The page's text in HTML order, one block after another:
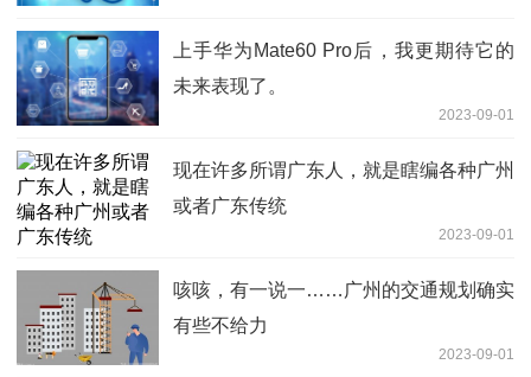
上手华为Mate60 Pro后，我更期待它的
未来表现了。
2023-09-01
现在许多所谓广东人，就是瞎编各种广州
或者广东传统
2023-09-01
咳咳，有一说一……广州的交通规划确实
有些不给力
2023-09-01